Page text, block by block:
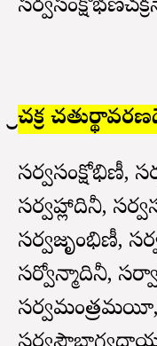
శ్రీచక్ర
సర్వసంక్షోభిణీ,
సర్వహ్లాదినీ,
సర్వజృంభిణీ,
సర్వోన్మాదినీ,
సర్వమంత్రమయీ,